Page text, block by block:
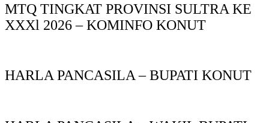
MTQ TINGKAT PROVINSI SULTRA KE
XXXl 2026 – KOMINFO KONUT
HARLA PANCASILA – BUPATI KONUT